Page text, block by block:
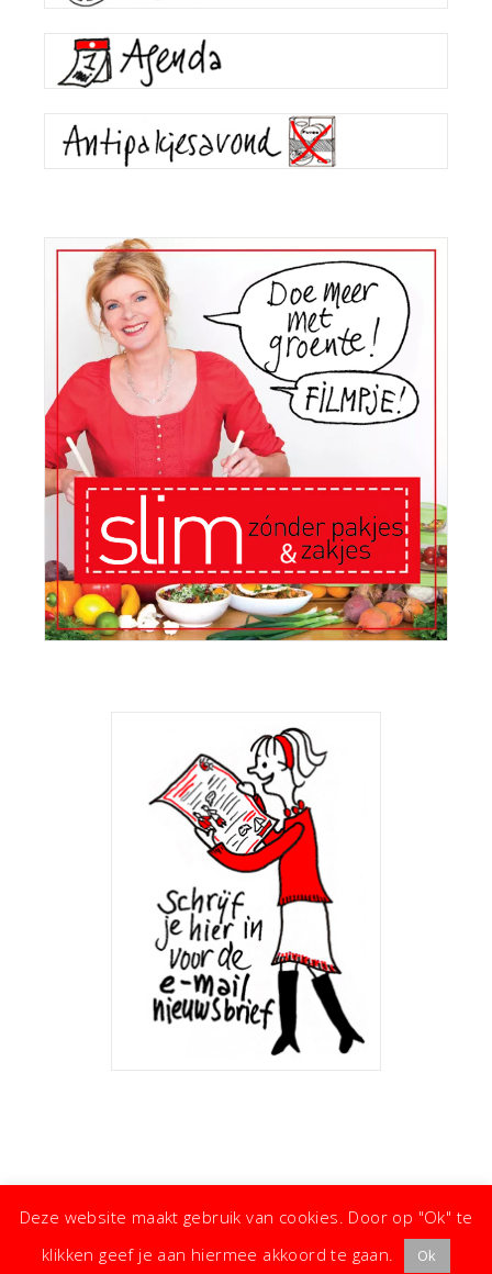
Deze website maakt gebruik van cookies. Door op "Ok" te
klikken geef je aan hiermee akkoord te gaan.
Ok